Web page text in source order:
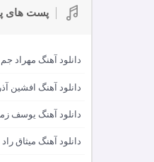
پست های
دانلود آهنگ مهراد
دانلود آهنگ افشین
دانلود آهنگ یوسف
دانلود آهنگ میثاق